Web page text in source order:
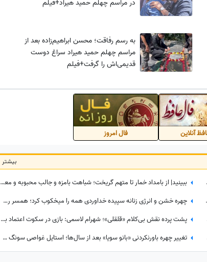
در مراسم چهلم حمید هیراد+فیلم
به رسم رفاقت؛ محسن ابراهیم‌زاده بعد از
مراسم چهلم حمید هیراد سراغ دوست
قدیمی‌اش را گرفت+فیلم
آنلاین فال امروز
بیشتر
+ ویدئو
ببینید| از بامداد خمار تا متهم گریخت؛ شباهت بامزه و جالب محبوبه و معصومه که میلیون‌ها بار دیده شد
در کارگاه کابینت‌سازی!
چهره خشن و انرژی زنانه سپیده خداوردی همه را میخکوب کرد؛ همسر رضا عطاران در اجل معلق به تیم بانوان جنگجو پیوست!
پشت پرده نقش بی‌کلام «قلقلی»؛ شهرام لاسمی: بازی در سکوت اعتماد به نفسم را از من گرفت! مدیون این بازیگر معروف هستم، دستاشو می‌بوسم، دخترم خیلی به من کمک کرد+ویدئو
تغییر چهره باورنکردنی «بانو سویا» بعد از سال‌ها؛ استایل غواصی سونگ جی هیو در 44 سالگی سوژه شد